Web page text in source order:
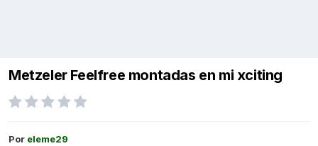
Metzeler Feelfree montadas en mi xciting
Por eleme29